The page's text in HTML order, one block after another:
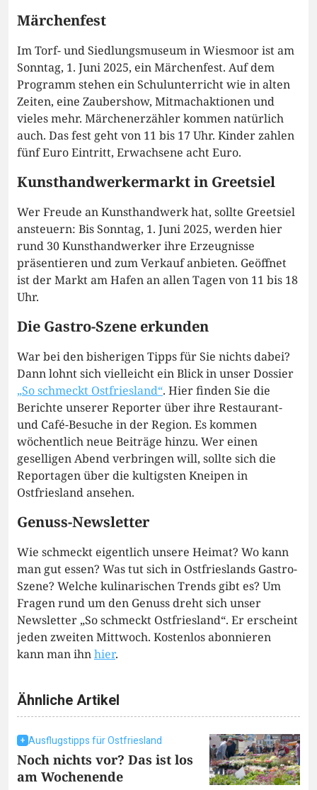
Märchenfest
Im Torf- und Siedlungsmuseum in Wiesmoor ist am
Sonntag, 1. Juni 2025, ein Märchenfest. Auf dem
Programm stehen ein Schulunterricht wie in alten
Zeiten, eine Zaubershow, Mitmachaktionen und
vieles mehr. Märchenerzähler kommen natürlich
auch. Das fest geht von 11 bis 17 Uhr. Kinder zahlen
fünf Euro Eintritt, Erwachsene acht Euro.
Kunsthandwerkermarkt in Greetsiel
Wer Freude an Kunsthandwerk hat, sollte Greetsiel
ansteuern: Bis Sonntag, 1. Juni 2025, werden hier
rund 30 Kunsthandwerker ihre Erzeugnisse
präsentieren und zum Verkauf anbieten. Geöffnet
ist der Markt am Hafen an allen Tagen von 11 bis 18
Uhr.
Die Gastro-Szene erkunden
War bei den bisherigen Tipps für Sie nichts dabei?
Dann lohnt sich vielleicht ein Blick in unser Dossier
„So schmeckt Ostfriesland“. Hier finden Sie die
Berichte unserer Reporter über ihre Restaurant-
und Café-Besuche in der Region. Es kommen
wöchentlich neue Beiträge hinzu. Wer einen
geselligen Abend verbringen will, sollte sich die
Reportagen über die kultigsten Kneipen in
Ostfriesland ansehen.
Genuss-Newsletter
Wie schmeckt eigentlich unsere Heimat? Wo kann
man gut essen? Was tut sich in Ostfrieslands Gastro-
Szene? Welche kulinarischen Trends gibt es? Um
Fragen rund um den Genuss dreht sich unser
Newsletter „So schmeckt Ostfriesland“. Er erscheint
jeden zweiten Mittwoch. Kostenlos abonnieren
kann man ihnhier.
Ähnliche Artikel
Ausflugstipps für Ostfriesland
Noch nichts vor? Das ist los
am Wochenende